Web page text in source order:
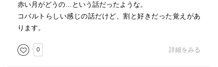
赤い月がどうの…という話だったような。
コバルトらしい感じの話だけど、割と好きだった覚えがあ
ります。
0 詳細をみる